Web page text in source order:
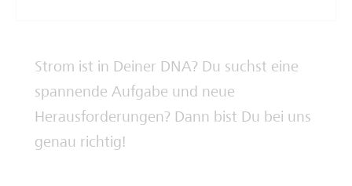
Strom ist in Deiner DNA? Du suchst eine
spannende Aufgabe und neue
Herausforderungen? Dann bist Du bei uns
genau richtig!